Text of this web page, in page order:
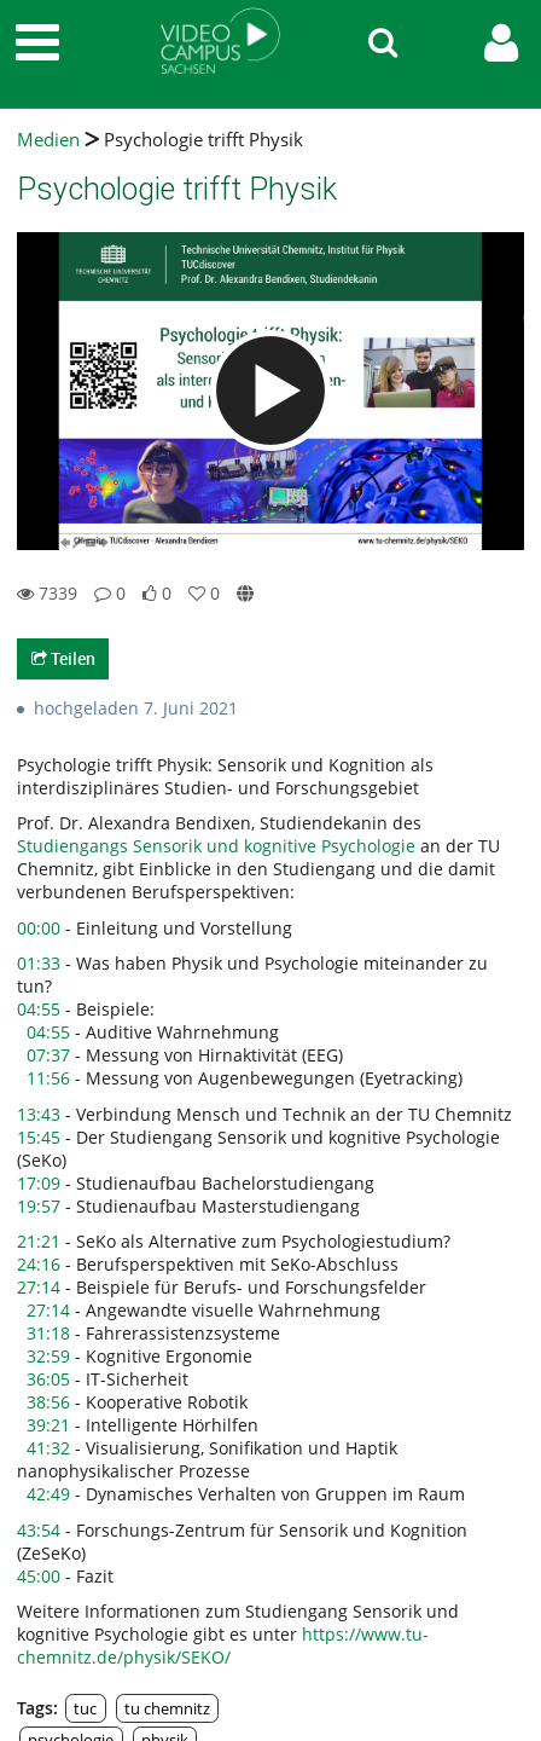
Medien Psychologie trifft Physik
Psychologie trifft Physik
7339
0
0
0
Teilen
hochgeladen 7. Juni 2021
Psychologie trifft Physik: Sensorik und Kognition als
interdisziplinäres Studien- und Forschungsgebiet
Prof. Dr. Alexandra Bendixen, Studiendekanin des
Studiengangs Sensorik und kognitive Psychologie an der TU
Chemnitz, gibt Einblicke in den Studiengang und die damit
verbundenen Berufsperspektiven:
00:00 - Einleitung und Vorstellung
01:33 - Was haben Physik und Psychologie miteinander zu
tun?
04:55 - Beispiele:
04:55 - Auditive Wahrnehmung
07:37 - Messung von Hirnaktivität (EEG)
11:56 - Messung von Augenbewegungen (Eyetracking)
13:43 - Verbindung Mensch und Technik an der TU Chemnitz
15:45 - Der Studiengang Sensorik und kognitive Psychologie
(SeKo)
17:09 - Studienaufbau Bachelorstudiengang
19:57 - Studienaufbau Masterstudiengang
21:21 - SeKo als Alternative zum Psychologiestudium?
24:16 - Berufsperspektiven mit SeKo-Abschluss
27:14 - Beispiele für Berufs- und Forschungsfelder
27:14 - Angewandte visuelle Wahrnehmung
31:18 - Fahrerassistenzsysteme
32:59 - Kognitive Ergonomie
36:05 - IT-Sicherheit
38:56 - Kooperative Robotik
39:21 - Intelligente Hörhilfen
41:32 - Visualisierung, Sonifikation und Haptik
nanophysikalischer Prozesse
42:49 - Dynamisches Verhalten von Gruppen im Raum
43:54 - Forschungs-Zentrum für Sensorik und Kognition
(ZeSeKo)
45:00 - Fazit
Weitere Informationen zum Studiengang Sensorik und
kognitive Psychologie gibt es unter https://www.tu-
chemnitz.de/physik/SEKO/
Tags: tuc
tu chemnitz